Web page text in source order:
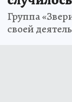
Группа
своей